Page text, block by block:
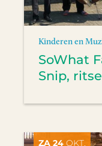
Kinderen en
SoWhat
Snip,
ZA 24 OKT.